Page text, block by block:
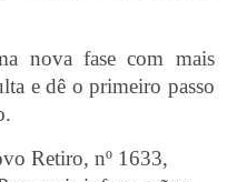
nova fase com mais
e dê o primeiro passo
Retiro, nº 1633,